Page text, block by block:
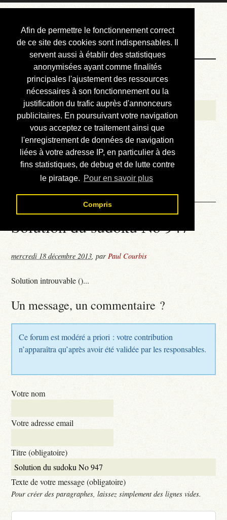
Afin de permettre le fonctionnement correct
de ce site des cookies sont indispensables. Il
servent aussi à établir des statistiques
anonymisées ayant comme finalités
principales l'ajustement des ressources
nécessaires à son fonctionnement ou la
justification du trafic auprès d'annonceurs
publicitaires. En poursuivant votre navigation
vous acceptez ce traitement ainsi que
l'enregistrement de données de navigation
liées à votre adresse IP, en particulier à des
fins statistiques, de debug et de lutte contre
le piratage. Pour en savoir plus
Compris
Courbis, « LE »
Blog Officiel
Bienvenue
Réalisations
Divers (et d’été)
Annonces
Liens externes
Téléchargement
Contact
Solution du sudoku No 947
mercredi 18 décembre 2013,parPaul Courbis
Solution introuvable ()...
Un message, un commentaire ?
Ce forum est modéré a priori : votre contribution
n’apparaîtra qu’après avoir été validée par les responsables.
Votre nom
Votre adresse email
Titre (obligatoire)
Texte de votre message (obligatoire)
Pour créer des paragraphes, laissez simplement des lignes vides.